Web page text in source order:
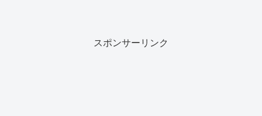
スポンサーリンク